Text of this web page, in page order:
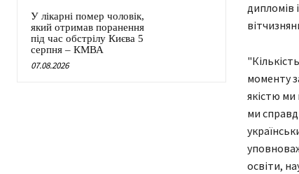
У лікарні помер чоловік,
який отримав поранення
під час обстрілу Києва 5
серпня – КМВА
07.08.2026
дипломів
моменту
якістю
ми
освіти,